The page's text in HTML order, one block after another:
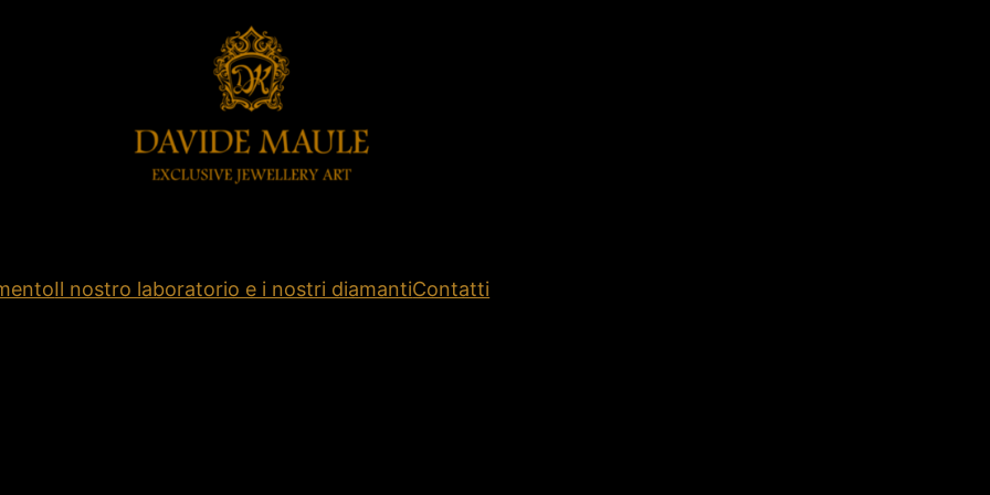
Il nostro laboratorio e i nostri diamantiContatti